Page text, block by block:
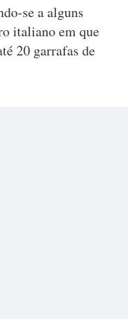
se a alguns
italiano em que
20 garrafas de